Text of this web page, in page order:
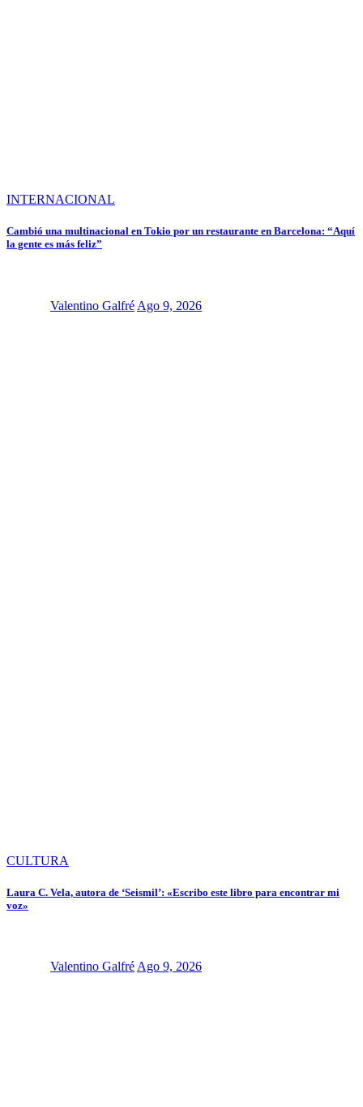
INTERNACIONAL
Cambió una multinacional en Tokio por un restaurante en Barcelona: “Aquí
la gente es más feliz”
Valentino Galfré Ago 9, 2026
CULTURA
Laura C. Vela, autora de ‘Seismil’: «Escribo este libro para encontrar mi
voz»
Valentino Galfré Ago 9, 2026